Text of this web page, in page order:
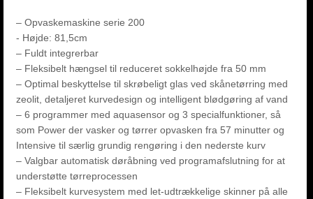
– Opvaskemaskine serie 200
- Højde: 81,5cm
– Fuldt integrerbar
– Fleksibelt hængsel til reduceret sokkelhøjde fra 50 mm
– Optimal beskyttelse til skrøbeligt glas ved skånetørring med
zeolit, detaljeret kurvedesign og intelligent blødgøring af vand
– 6 programmer med aquasensor og 3 specialfunktioner, så
som Power der vasker og tørrer opvasken fra 57 minutter og
Intensive til særlig grundig rengøring i den nederste kurv
– Valgbar automatisk døråbning ved programafslutning for at
understøtte tørreprocessen
– Fleksibelt kurvesystem med let-udtrækkelige skinner på alle